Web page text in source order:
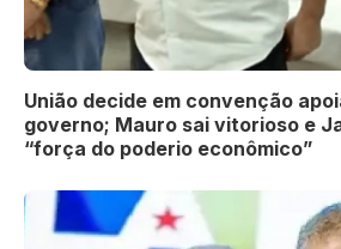
União decide em convenção
governo; Mauro sai vitorioso e
“força do poderio econômico”